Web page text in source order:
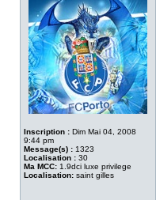
Inscription : Dim Mai 04, 2008
9:44 pm
Message(s) : 1323
Localisation : 30
Ma MCC: 1.9dci luxe privilege
Localisation: saint gilles